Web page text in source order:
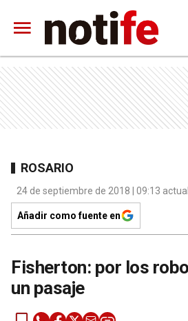
ROSARIO
24 de septiembre de 2018 | 09:13
Añadir como fuente en
Fisherton: por los
un pasaje